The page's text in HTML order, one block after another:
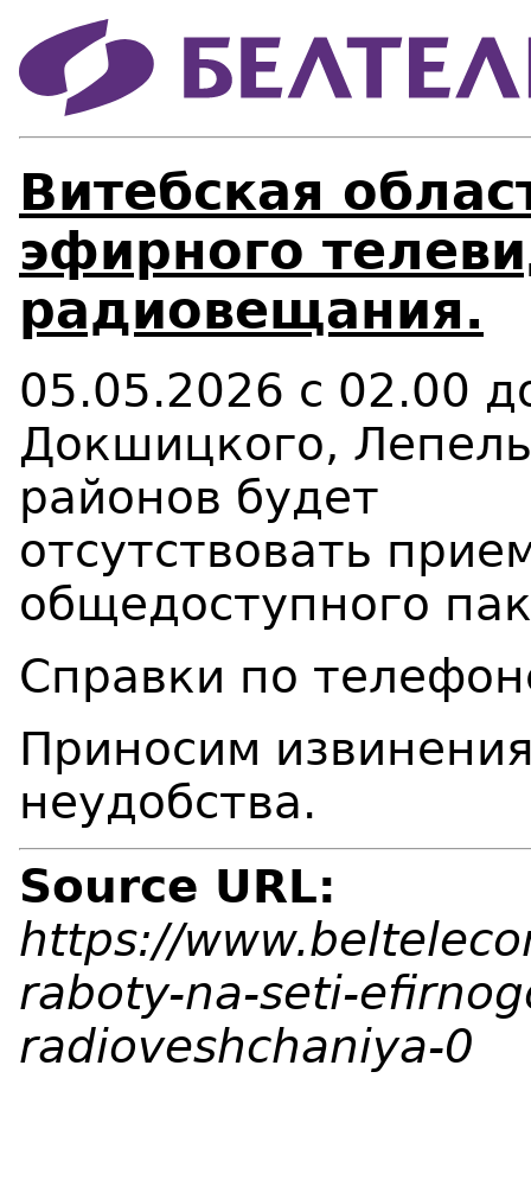
Витебская
эфирного
радиовещания.
05.05.2026 с 02.00
Докшицкого,
районов будет
отсутствовать
общедоступного
Справки по
Приносим
неудобства.
Source URL:
https://
raboty-na-seti-
radioveshchaniya-0